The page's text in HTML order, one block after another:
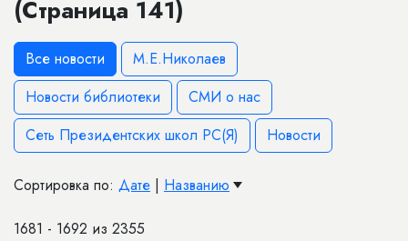
(Страница 141)
Все новости
М.Е.Николаев
Новости библиотеки
СМИ о нас
Сеть Президентских школ РС(Я)
Новости
Сортировка по: Дате | Названию
1681 - 1692 из 2355